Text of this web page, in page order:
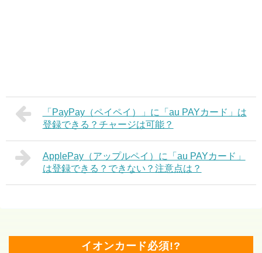
「PayPay（ペイペイ）」に「au PAYカード」は
登録できる？チャージは可能？
ApplePay（アップルペイ）に「au PAYカード」
は登録できる？できない？注意点は？
イオンカード必須!?